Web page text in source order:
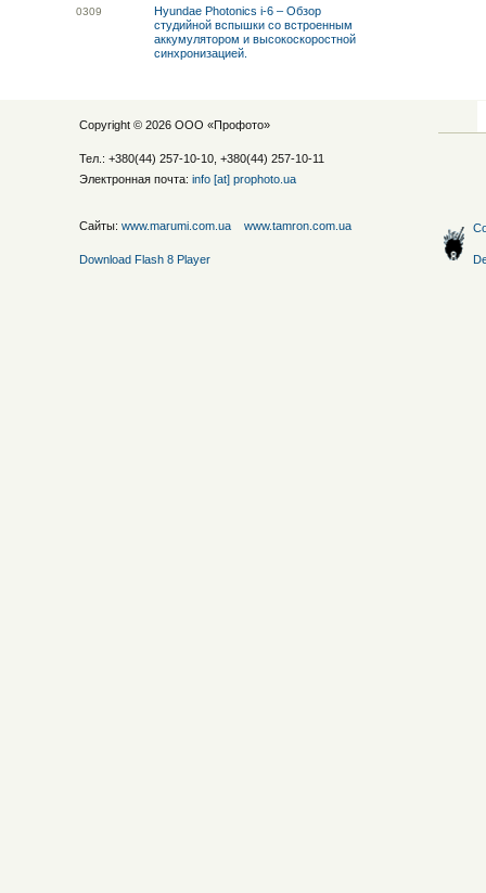
0309
Hyundae Photonics i-6 – Обзор
студийной вспышки со встроенным
аккумулятором и высокоскоростной
синхронизацией.
Copyright © 2026 ООО «Профото»
Тел.: +380(44) 257-10-10, +380(44) 257-10-11
Электронная почта: info [at] prophoto.ua
Сайты: www.marumi.com.ua www.tamron.com.ua
Download Flash 8 Player